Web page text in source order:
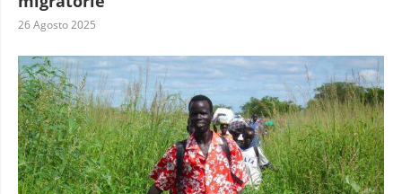
26 Agosto 2025